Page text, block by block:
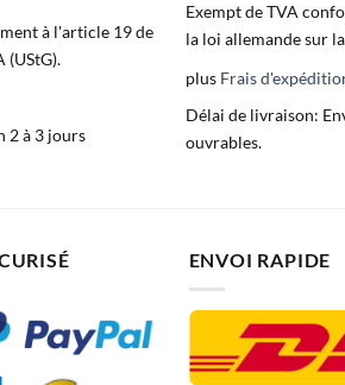
à l'article 19 de
(UStG).
2 à 3 jours
Exempt de TVA
la loi allemande sur
plus Frais
Délai de livraison:
ouvrables.
ENVOI RAPIDE